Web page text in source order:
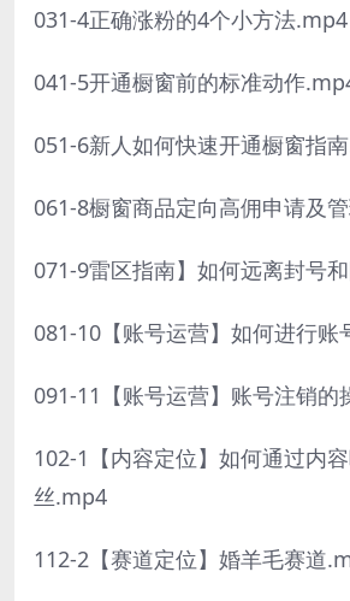
031-4正确涨粉的4个小方法.mp4
041-5开通橱窗前的标准动作
051-6新人如何快速开通橱窗指
061-8橱窗商品定向高佣申请及
071-9雷区指南】如何远离封号
081-10【账号运营】如何进行账
091-11【账号运营】账号注销的
102-1【内容定位】如何通过内
丝.mp4
112-2【赛道定位】婚羊毛赛道